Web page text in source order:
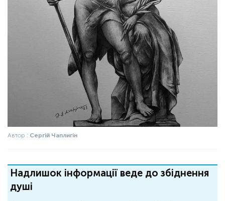
Автор : Сергій Чаплигін
Надлишок інформації веде до збіднення
душі